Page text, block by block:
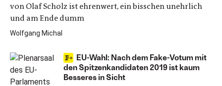
von Olaf Scholz ist ehrenwert, ein bisschen unehrlich
und am Ende dumm
Wolfgang Michal
EU-Wahl: Nach dem Fake-Votum mit
den Spitzenkandidaten 2019 ist kaum
Besseres in Sicht